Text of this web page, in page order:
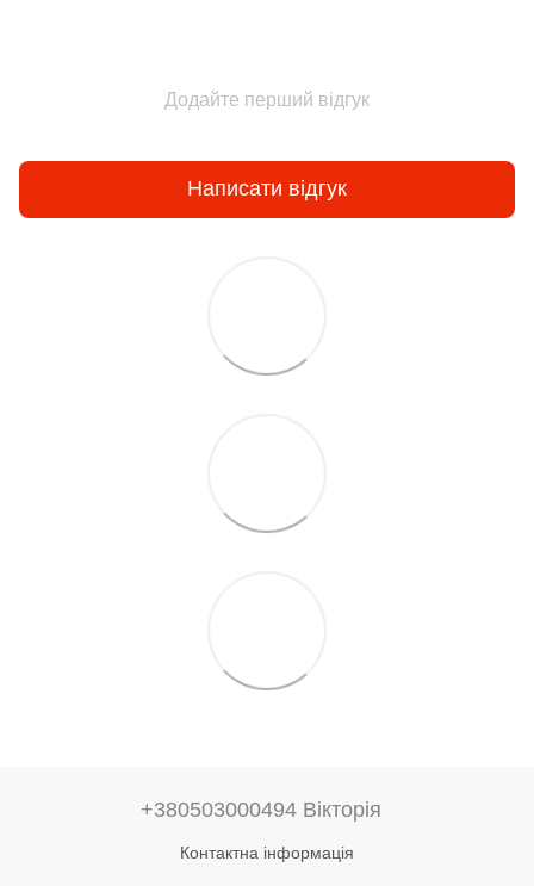
Додайте перший відгук
Написати відгук
+380503000494 Вікторія
Контактна інформація